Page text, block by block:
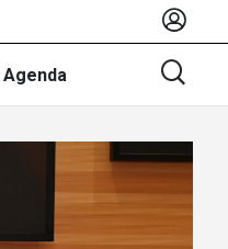
Agenda